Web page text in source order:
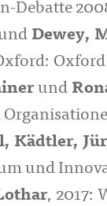
Debatte
Dewey,
und
Kädtler,
und
, 2017: